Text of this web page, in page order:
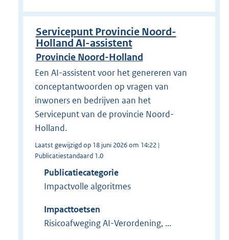
Servicepunt Provincie Noord-
Holland AI-assistent
Provincie Noord-Holland
Een AI-assistent voor het genereren van
conceptantwoorden op vragen van
inwoners en bedrijven aan het
Servicepunt van de provincie Noord-
Holland.
Laatst gewijzigd op 18 juni 2026 om 14:22 |
Publicatiestandaard 1.0
Publicatiecategorie
Impactvolle algoritmes
Impacttoetsen
Risicoafweging AI-Verordening, ...